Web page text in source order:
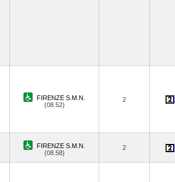
FIRENZE S.M.N.
(08.52)
2
FIRENZE S.M.N.
(08.58)
2